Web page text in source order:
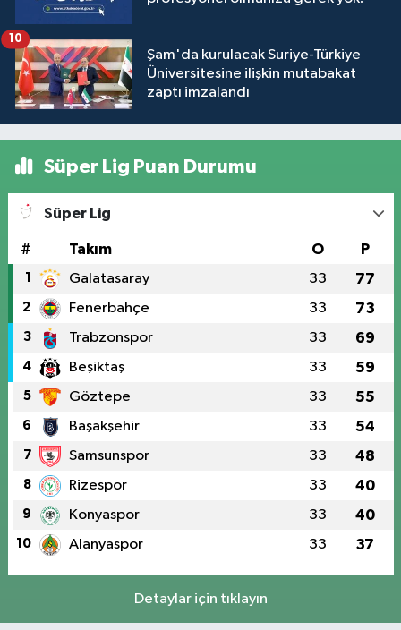
Şam'da kurulacak Suriye-Türkiye
Üniversitesine ilişkin mutabakat
zaptı imzalandı
10
Süper Lig Puan Durumu
Süper Lig
# Takım O P
1 Galatasaray 33 77
2 Fenerbahçe 33 73
3 Trabzonspor 33 69
4 Beşiktaş 33 59
5 Göztepe 33 55
6 Başakşehir 33 54
7 Samsunspor 33 48
8 Rizespor 33 40
9 Konyaspor 33 40
10 Alanyaspor 33 37
Detaylar için tıklayın